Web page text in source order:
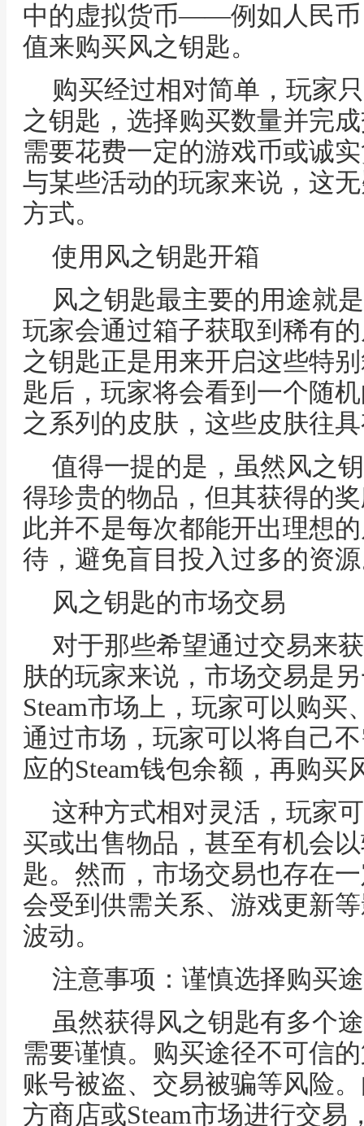
中的虚拟货币——例如人民币
值来购买风之钥匙。
购买经过相对简单，玩家
之钥匙，选择购买数量并完
需要花费一定的游戏币或诚
与某些活动的玩家来说，这
方式。
使用风之钥匙开箱
风之钥匙最主要的用途就
玩家会通过箱子获取到稀有
之钥匙正是用来开启这些特
匙后，玩家将会看到一个随
之系列的皮肤，这些皮肤往
值得一提的是，虽然风之
得珍贵的物品，但其获得的
此并不是每次都能开出理想
待，避免盲目投入过多的资
风之钥匙的市场交易
对于那些希望通过交易来
肤的玩家来说，市场交易是
Steam市场上，玩家可以购
通过市场，玩家可以将自己
应的Steam钱包余额，再购买
这种方式相对灵活，玩家
买或出售物品，甚至有机会
匙。然而，市场交易也存在
会受到供需关系、游戏更新
波动。
注意事项：谨慎选择购买
虽然获得风之钥匙有多个
需要谨慎。购买途径不可信
账号被盗、交易被骗等风险
方商店或Steam市场进行交